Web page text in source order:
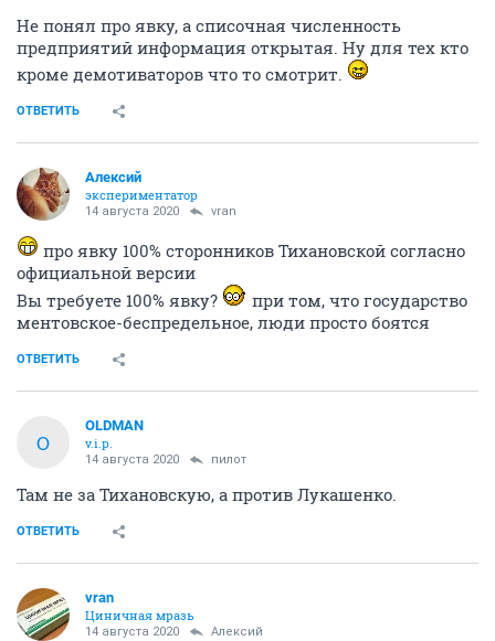
Не понял про явку, а списочная численность
предприятий информация открытая. Ну для тех кто
кроме демотиваторов что то смотрит.
ОТВЕТИТЬ
Алексий
экспериментатор
14 августа 2020 vran
про явку 100% сторонников Тихановской согласно
официальной версии
Вы требуете 100% явку?
при том, что государство
ментовское-беспредельное, люди просто боятся
ОТВЕТИТЬ
O
OLDMAN
v.i.p.
14 августа 2020 пилот
Там не за Тихановскую, а против Лукашенко.
ОТВЕТИТЬ
vran
Циничная мразь
14 августа 2020 Алексий